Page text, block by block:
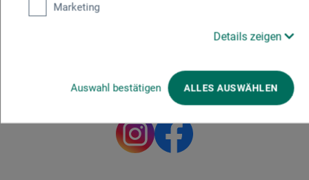
Marketing
Details zeigen
Auswahl bestätigen ALLES AUSWÄHLEN
Media